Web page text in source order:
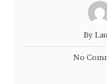
By
No